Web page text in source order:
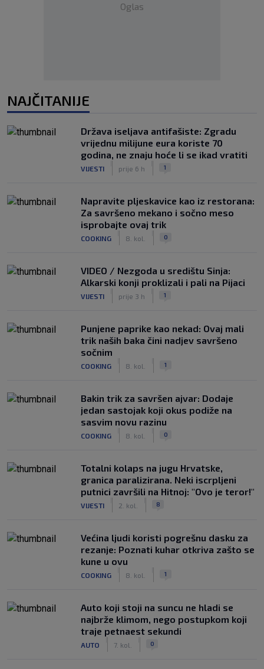
Oglas
NAJČITANIJE
Država iseljava antifašiste: Zgradu
vrijednu milijune eura koriste 70
godina, ne znaju hoće li se ikad vratiti
VIJESTI prije 6 h 1
Napravite pljeskavice kao iz restorana:
Za savršeno mekano i sočno meso
isprobajte ovaj trik
COOKING 8. kol. 0
VIDEO / Nezgoda u središtu Sinja:
Alkarski konji proklizali i pali na Pijaci
VIJESTI prije 3 h 1
Punjene paprike kao nekad: Ovaj mali
trik naših baka čini nadjev savršeno
sočnim
COOKING 8. kol. 1
Bakin trik za savršen ajvar: Dodaje
jedan sastojak koji okus podiže na
sasvim novu razinu
COOKING 8. kol. 0
Totalni kolaps na jugu Hrvatske,
granica paralizirana. Neki iscrpljeni
putnici završili na Hitnoj: "Ovo je teror!"
VIJESTI 2. kol. 8
Većina ljudi koristi pogrešnu dasku za
rezanje: Poznati kuhar otkriva zašto se
kune u ovu
COOKING 8. kol. 1
Auto koji stoji na suncu ne hladi se
najbrže klimom, nego postupkom koji
traje petnaest sekundi
AUTO 7. kol. 0